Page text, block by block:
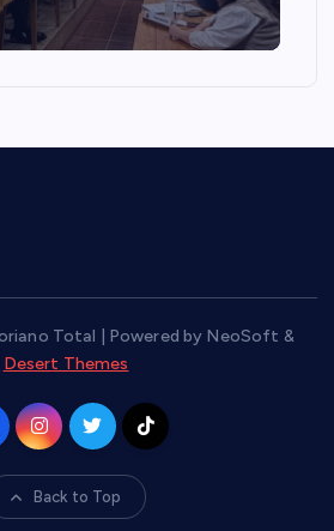
Total | Powered by NeoSoft &
Desert Themes
Back to Top